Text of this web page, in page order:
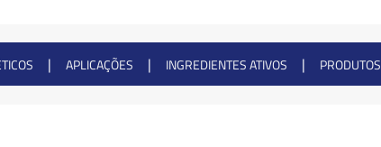
| APLICAÇÕES | INGREDIENTES ATIVOS | PRODUTOS